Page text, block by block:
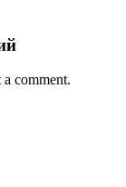
a comment.